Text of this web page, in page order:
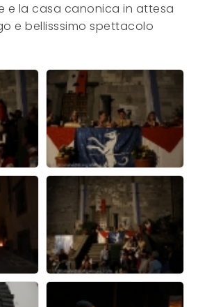
e la casa canonica in attesa
e bellisssimo spettacolo